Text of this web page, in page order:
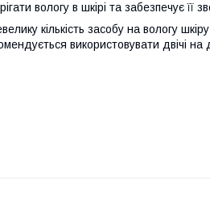
вологу в шкірі та забезпечує її
кількість засобу на вологу
використовувати двічі